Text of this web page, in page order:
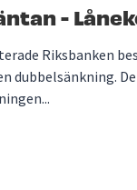
-
Riksbanken
dubbelsänkning.